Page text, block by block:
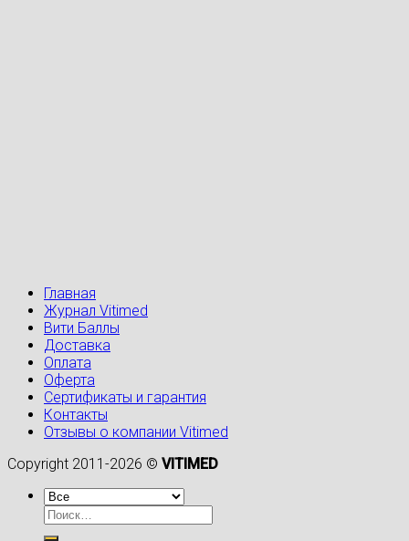
Главная
Журнал Vitimed
Вити Баллы
Доставка
Оплата
Оферта
Сертификаты и гарантия
Контакты
Отзывы о компании Vitimed
Copyright 2011-2026 © VITIMED
Искать: